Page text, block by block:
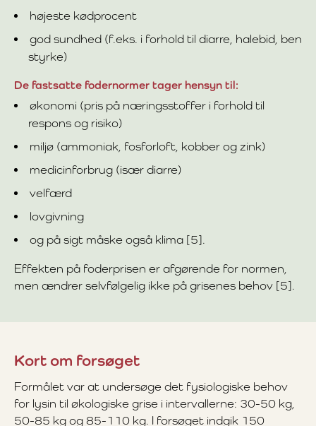
højeste kødprocent
god sundhed (f.eks. i forhold til diarre, halebid, ben
styrke)
De fastsatte fodernormer tager hensyn til:
økonomi (pris på næringsstoffer i forhold til
respons og risiko)
miljø (ammoniak, fosforloft, kobber og zink)
medicinforbrug (især diarre)
velfærd
lovgivning
og på sigt måske også klima [5].
Effekten på foderprisen er afgørende for normen,
men ændrer selvfølgelig ikke på grisenes behov [5].
Kort om forsøget
Formålet var at undersøge det fysiologiske behov
for lysin til økologiske grise i intervallerne: 30-50 kg,
50-85 kg og 85-110 kg. I forsøget indgik 150